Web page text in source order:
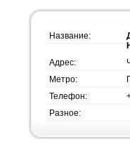
Название:
Адрес:
Метро:
Телефон:
Разное: